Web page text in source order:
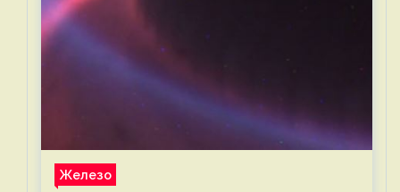
Железо